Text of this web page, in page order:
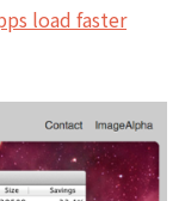
load faster